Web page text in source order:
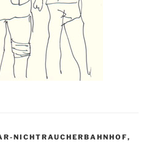
NICHTRAUCHERBAHNHOF,